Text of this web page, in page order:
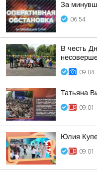
За
06:54
В честь
09:04
Татьяна
09:01
Юлия
09:01